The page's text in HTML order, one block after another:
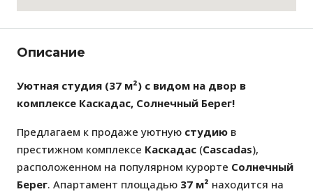
Описание
Уютная студия (37 м²) с видом на двор в
комплексе Каскадас, Солнечный Берег!
Предлагаем к продаже уютную студию в
престижном комплексе Каскадас (Cascadas),
расположенном на популярном курорте Солнечный
Берег. Апартамент площадью 37 м² находится на